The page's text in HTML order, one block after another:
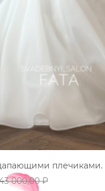
плечиками.
000,00 ₽